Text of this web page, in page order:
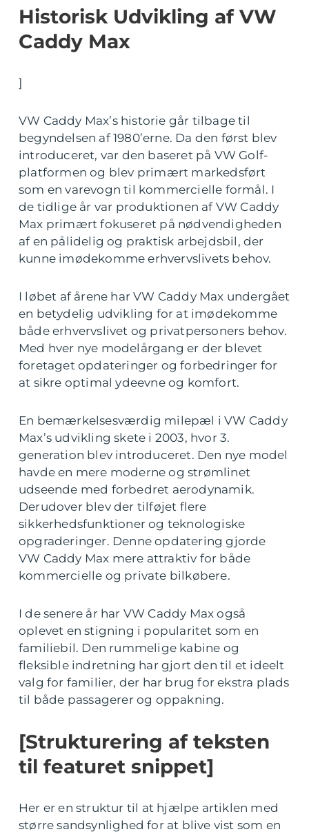
Historisk Udvikling af VW
Caddy Max
]
VW Caddy Max’s historie går tilbage til
begyndelsen af 1980’erne. Da den først blev
introduceret, var den baseret på VW Golf-
platformen og blev primært markedsført
som en varevogn til kommercielle formål. I
de tidlige år var produktionen af VW Caddy
Max primært fokuseret på nødvendigheden
af en pålidelig og praktisk arbejdsbil, der
kunne imødekomme erhvervslivets behov.
I løbet af årene har VW Caddy Max undergået
en betydelig udvikling for at imødekomme
både erhvervslivet og privatpersoners behov.
Med hver nye modelårgang er der blevet
foretaget opdateringer og forbedringer for
at sikre optimal ydeevne og komfort.
En bemærkelsesværdig milepæl i VW Caddy
Max’s udvikling skete i 2003, hvor 3.
generation blev introduceret. Den nye model
havde en mere moderne og strømlinet
udseende med forbedret aerodynamik.
Derudover blev der tilføjet flere
sikkerhedsfunktioner og teknologiske
opgraderinger. Denne opdatering gjorde
VW Caddy Max mere attraktiv for både
kommercielle og private bilkøbere.
I de senere år har VW Caddy Max også
oplevet en stigning i popularitet som en
familiebil. Den rummelige kabine og
fleksible indretning har gjort den til et ideelt
valg for familier, der har brug for ekstra plads
til både passagerer og oppakning.
[Strukturering af teksten
til featuret snippet]
Her er en struktur til at hjælpe artiklen med
større sandsynlighed for at blive vist som en